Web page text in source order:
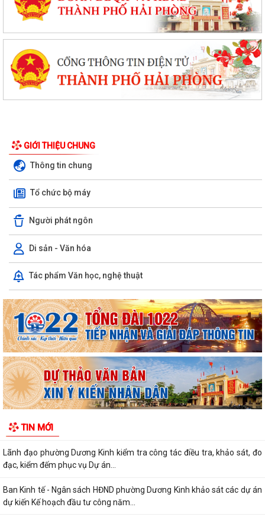
GIỚI THIỆU CHUNG
Thông tin chung
Tổ chức bộ máy
Người phát ngôn
Di sản - Văn hóa
Tác phẩm Văn học, nghệ thuật
TIN MỚI
thường lệ giữa năm 2026 HĐND thành...
Đội bóng U10 phường Dương Kinh tham dự khai mạc Giải Bóng đá Hoa
Phượng năm 2026
Những chương trình tín dụng ưu đãi hỗ trợ học sinh, sinh viên trên địa
bàn phường Dương Kinh
Phường Dương Kinh thống nhất công tác chuẩn bị Kỳ họp thứ 5 (Kỳ
họp chuyên đề năm 2026) HĐND phường...
thành lập 05 công đoàn cơ sở mới
Lãnh đạo phường Dương Kinh kiểm tra công tác điều tra, khảo sát, đo
đạc, kiểm đếm phục vụ Dự án...
Ban Kinh tế - Ngân sách HĐND phường Dương Kinh khảo sát các dự án
dự kiến Kế hoạch đầu tư công năm...